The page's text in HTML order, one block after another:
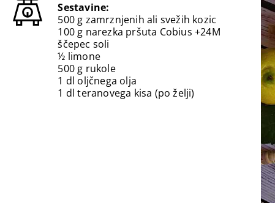
Sestavine:
500 g zamrznjenih ali svežih kozic
100 g narezka pršuta Cobius +24M
ščepec soli
½ limone
500 g rukole
1 dl oljčnega olja
1 dl teranovega kisa (po želji)